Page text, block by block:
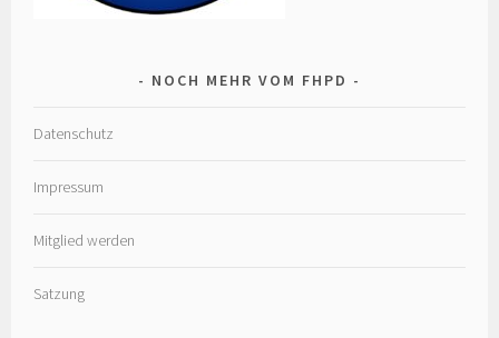
NOCH MEHR VOM FHPD
Datenschutz
Impressum
Mitglied werden
Satzung